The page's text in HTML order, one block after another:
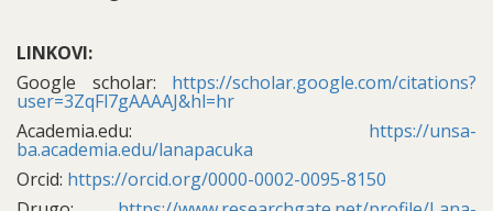
LINKOVI:
Google scholar: https://scholar.google.com/citations?
user=3ZqFl7gAAAAJ&hl=hr
Academia.edu: https://unsa-
ba.academia.edu/lanapacuka
Orcid: https://orcid.org/0000-0002-0095-8150